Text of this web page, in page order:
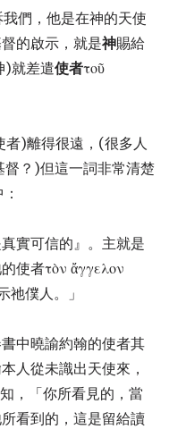
們，他是在神的天使
的啟示，就是神賜給
)就差遣使者τοῦ
)離得很遠，(很多人
？)但這一詞非常清楚
實可信的』。主就是
使者τὸν ἄγγελον
祂僕人。」
中曉諭約翰的使者其
人從未識出天使來，
，「你所看見的，當
看到的，這是留給讀